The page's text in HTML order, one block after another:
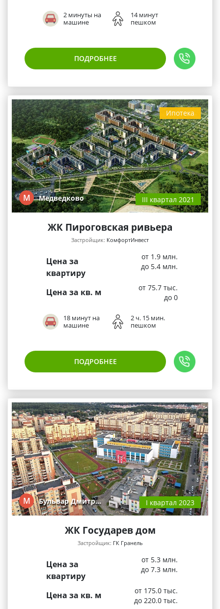
2 минуты на
машине
14 минут
пешком
ПОДРОБНЕЕ
Ипотека
М Медведково III квартал 2021
ЖК Пироговская ривьера
Застройщик: КомфортИнвест
Цена за
квартиру
от 1.9 млн.
до 5.4 млн.
Цена за кв. м
от 75.7 тыс.
до 0
18 минут на
машине
2 ч. 15 мин.
пешком
ПОДРОБНЕЕ
М Бульвар Дмитр… I квартал 2023
ЖК Государев дом
Застройщик: ГК Гранель
Цена за
квартиру
от 5.3 млн.
до 7.3 млн.
Цена за кв. м
от 175.0 тыс.
до 220.0 тыс.